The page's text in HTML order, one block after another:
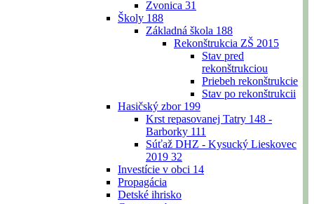
Zvonica 31
Školy 188
Základná škola 188
Rekonštrukcia ZŠ 2015
Stav pred
rekonštrukciou
Priebeh rekonštrukcie
Stav po rekonštrukcii
Hasičský zbor 199
Krst repasovanej Tatry 148 -
Barborky 111
Súťaž DHZ - Kysucký Lieskovec
2019 32
Investície v obci 14
Propagácia
Detské ihrisko